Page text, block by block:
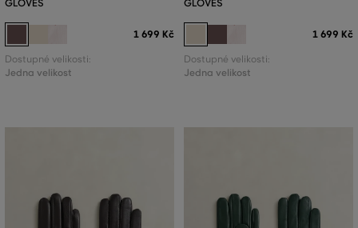
GLOVES
1 699 Kč
Dostupné velikosti:
Jedna velikost
GLOVES
1 699 Kč
Dostupné velikosti:
Jedna velikost